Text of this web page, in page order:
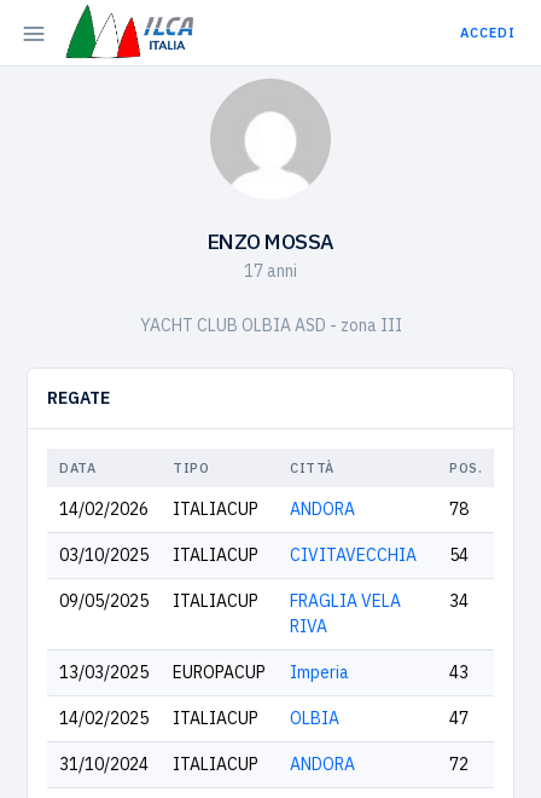
ACCEDI
ENZO MOSSA
17 anni
YACHT CLUB OLBIA ASD - zona III
REGATE
DATA TIPO CITTÀ POS.
14/02/2026 ITALIACUP ANDORA 78
03/10/2025 ITALIACUP CIVITAVECCHIA 54
09/05/2025 ITALIACUP
FRAGLIA VELA
RIVA
34
13/03/2025 EUROPACUP Imperia 43
14/02/2025 ITALIACUP OLBIA 47
31/10/2024 ITALIACUP ANDORA 72